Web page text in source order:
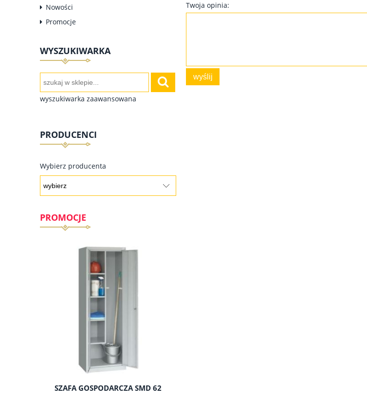
Nowości
Promocje
WYSZUKIWARKA
wyszukiwarka zaawansowana
PRODUCENCI
Wybierz producenta
PROMOCJE
SZAFA GOSPODARCZA SMD 62
Twoja opinia:
wyślij